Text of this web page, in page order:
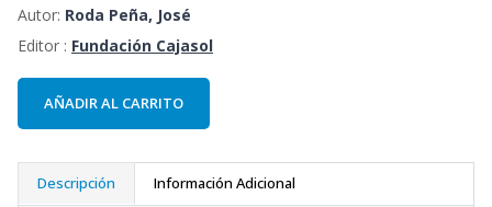
Autor: Roda Peña, José
Editor : Fundación Cajasol
AÑADIR AL CARRITO
Descripción Información Adicional